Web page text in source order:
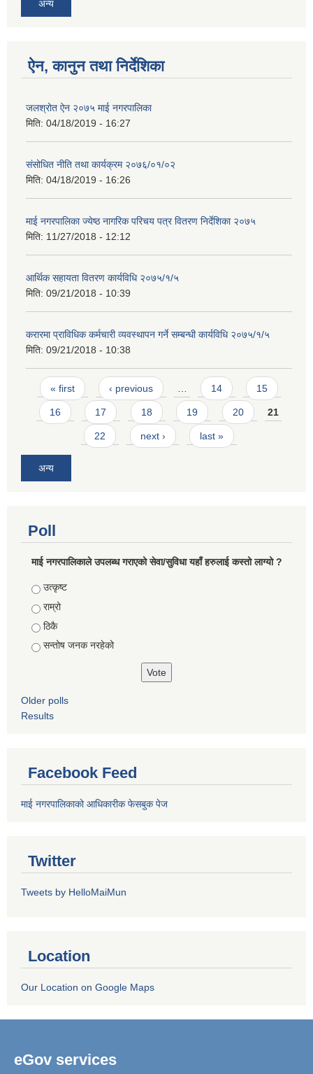
अन्य
ऐन, कानुन तथा निर्देशिका
जलश्रोत ऐन २०७५ माई नगरपालिका
मिति: 04/18/2019 - 16:27
संसोधित नीति तथा कार्यक्रम २०७६/०१/०२
मिति: 04/18/2019 - 16:26
माई नगरपालिका ज्येष्ठ नागरिक परिचय पत्र वितरण निर्देशिका २०७५
मिति: 11/27/2018 - 12:12
आर्थिक सहायता वितरण कार्यविधि २०७५/१/५
मिति: 09/21/2018 - 10:39
करारमा प्राविधिक कर्मचारी व्यवस्थापन गर्ने सम्बन्धी कार्यविधि २०७५/१/५
मिति: 09/21/2018 - 10:38
Pages
« first ‹ previous 14 15
16 17 18 19 20 21
22 next › last »
अन्य
Poll
माई नगरपालिकाले उपलब्ध गराएको सेवा/सुविधा यहाँ हरुलाई कस्तो लाग्यो ?
Choices
उत्कृष्ट
राम्रो
ठिकै
सन्तोष जनक नरहेको
Older polls
Results
Facebook Feed
माई नगरपालिकाको आधिकारीक फेसबुक पेज
Twitter
Tweets by HelloMaiMun
Location
Our Location on Google Maps
eGov services